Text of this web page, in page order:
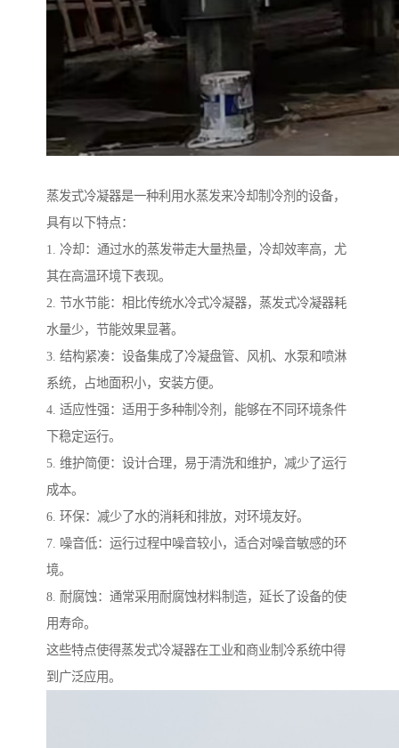
蒸发式冷凝器是一种利用水蒸发来冷却制冷剂的设备，
具有以下特点：
1. 冷却：通过水的蒸发带走大量热量，冷却效率高，尤
其在高温环境下表现。
2. 节水节能：相比传统水冷式冷凝器，蒸发式冷凝器耗
水量少，节能效果显著。
3. 结构紧凑：设备集成了冷凝盘管、风机、水泵和喷淋
系统，占地面积小，安装方便。
4. 适应性强：适用于多种制冷剂，能够在不同环境条件
下稳定运行。
5. 维护简便：设计合理，易于清洗和维护，减少了运行
成本。
6. 环保：减少了水的消耗和排放，对环境友好。
7. 噪音低：运行过程中噪音较小，适合对噪音敏感的环
境。
8. 耐腐蚀：通常采用耐腐蚀材料制造，延长了设备的使
用寿命。
这些特点使得蒸发式冷凝器在工业和商业制冷系统中得
到广泛应用。